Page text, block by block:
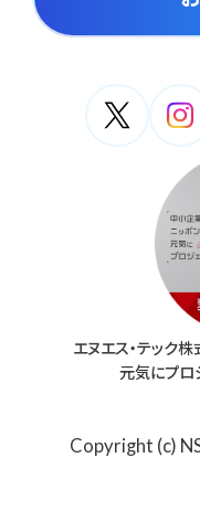
エヌエス・テック
元気にプロ
Copyright (c)